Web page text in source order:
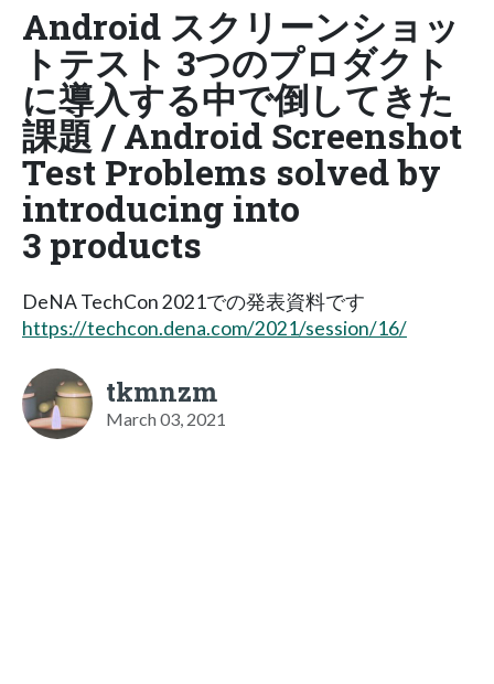
Android スクリーンショッ
トテスト 3つのプロダクト
に導入する中で倒してきた
課題 / Android Screenshot
Test Problems solved by
introducing into
3 products
DeNA TechCon 2021での発表資料です
https://techcon.dena.com/2021/session/16/
tkmnzm
March 03, 2021